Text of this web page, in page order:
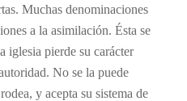
Muchas denominaciones
a la asimilación. Ésta se
iglesia pierde su carácter
No se la puede
y acepta su sistema de